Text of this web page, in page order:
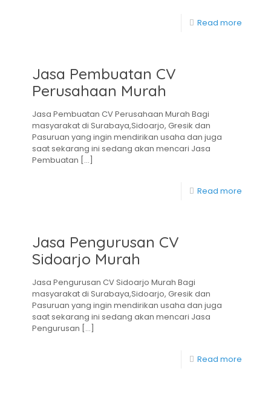
Read more
Jasa Pembuatan CV
Perusahaan Murah
Jasa Pembuatan CV Perusahaan Murah Bagi
masyarakat di Surabaya,Sidoarjo, Gresik dan
Pasuruan yang ingin mendirikan usaha dan juga
saat sekarang ini sedang akan mencari Jasa
Pembuatan […]
Read more
Jasa Pengurusan CV
Sidoarjo Murah
Jasa Pengurusan CV Sidoarjo Murah Bagi
masyarakat di Surabaya,Sidoarjo, Gresik dan
Pasuruan yang ingin mendirikan usaha dan juga
saat sekarang ini sedang akan mencari Jasa
Pengurusan […]
Read more